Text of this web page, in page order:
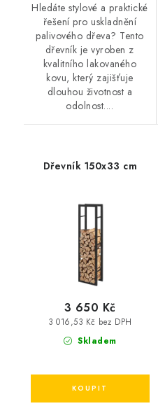
Hledáte stylové a praktické
řešení pro uskladnění
palivového dřeva? Tento
dřevník je vyroben z
kvalitního lakovaného
kovu, který zajišťuje
dlouhou životnost a
odolnost....
Dřevník 150x33 cm
Skladem
3 016,53 Kč bez DPH
3 650 Kč